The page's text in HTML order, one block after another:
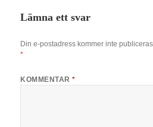
Lämna ett svar
Din e-postadress kommer inte publiceras.
*
KOMMENTAR*